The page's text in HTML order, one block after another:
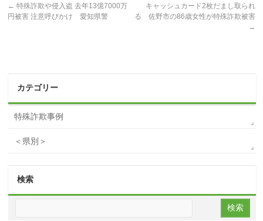
← 特殊詐欺や侵入盗 去年13億7000万
円被害 注意呼びかけ 愛知県警
キャッシュカード2枚だまし取られ
る 佐野市の86歳女性が特殊詐欺被害
→
カテゴリー
特殊詐欺事例
＜県別＞
検索